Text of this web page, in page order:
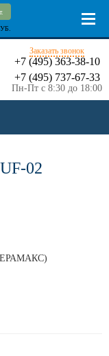
Заказать звонок
+7 (495) 363-38-10
+7 (495) 737-67-33
Пн-Пт с 8:30 до 18:00
02